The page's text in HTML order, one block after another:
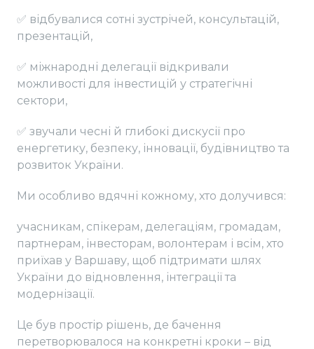
✅ відбувалися сотні зустрічей, консультацій,
презентацій,
✅ міжнародні делегації відкривали
можливості для інвестицій у стратегічні
сектори,
✅ звучали чесні й глибокі дискусії про
енергетику, безпеку, інновації, будівництво та
розвиток України.
Ми особливо вдячні кожному, хто долучився:
учасникам, спікерам, делегаціям, громадам,
партнерам, інвесторам, волонтерам і всім, хто
приїхав у Варшаву, щоб підтримати шлях
України до відновлення, інтеграції та
модернізації.
Це був простір рішень, де бачення
перетворювалося на конкретні кроки – від